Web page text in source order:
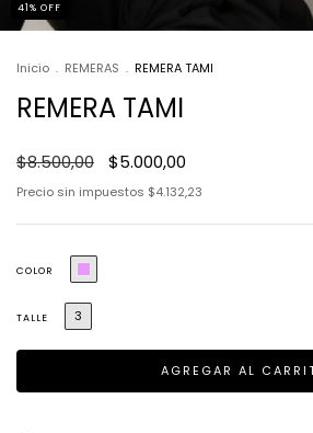
41% OFF
Inicio . REMERAS . REMERA TAMI
REMERA TAMI
$8.500,00 $5.000,00
Precio sin impuestos $4.132,23
COLOR
TALLE 3